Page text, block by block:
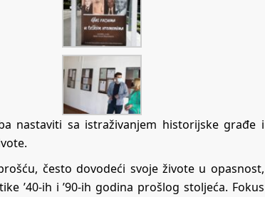
nastaviti sa istraživanjem historijske građe i
često dovodeći svoje živote u opasnost,
’40-ih i ’90-ih godina prošlog stoljeća. Fokus